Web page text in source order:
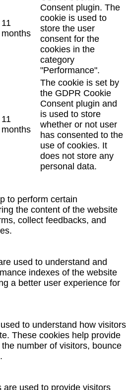
11
months
Consent plugin. The
cookie is used to
store the user
consent for the
cookies in the
category
"Performance".
11
months
The cookie is set by
the GDPR Cookie
Consent plugin and
is used to store
whether or not user
has consented to the
use of cookies. It
does not store any
personal data.
to perform certain
the content of the website
collect feedbacks, and
used to understand and
indexes of the website
a better user experience for
to understand how visitors
These cookies help provide
number of visitors, bounce
are used to provide visitors